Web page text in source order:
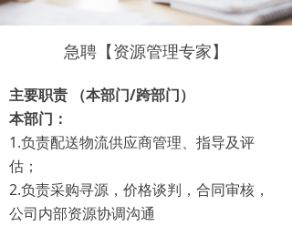
急聘【资源管理专家】
主要职责 （本部门/跨部门）
本部门：
1.负责配送物流供应商管理、指导及评
估；
2.负责采购寻源，价格谈判，合同审核，
公司内部资源协调沟通